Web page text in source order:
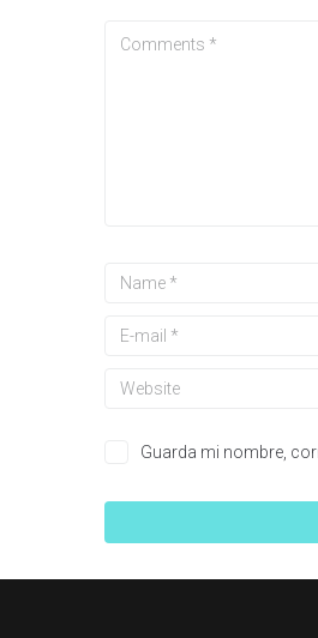
Guarda mi nombre,